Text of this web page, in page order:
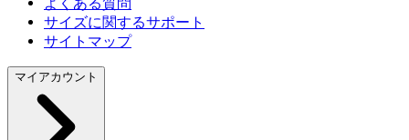
サイズに関するサポート
サイトマップ
マイアカウント